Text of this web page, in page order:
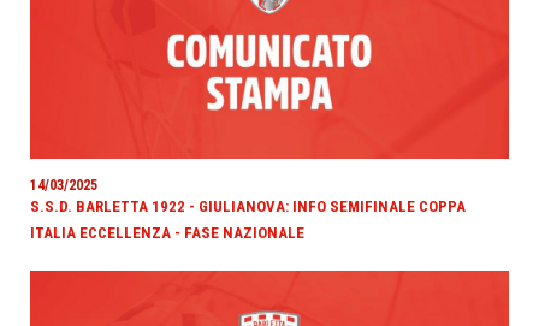
14/03/2025
S.S.D. BARLETTA 1922 - GIULIANOVA: INFO SEMIFINALE COPPA
ITALIA ECCELLENZA - FASE NAZIONALE